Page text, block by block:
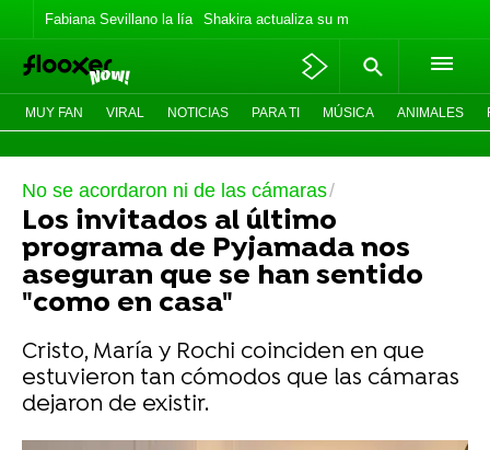
Fabiana Sevillano la lía Shakira actualiza su meme
MUY FAN VIRAL NOTICIAS PARA TI MÚSICA ANIMALES
No se acordaron ni de las cámaras
Los invitados al último
programa de Pyjamada nos
aseguran que se han sentido
"como en casa"
Cristo, María y Rochi coinciden en que
estuvieron tan cómodos que las cámaras
dejaron de existir.